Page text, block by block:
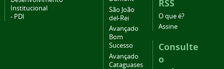
Institucional
- PDI
São João
del-Rei
Avançado
Bom
Sucesso
Avançado
Cataguases
RSS
O que é?
Assine
Consulte
o